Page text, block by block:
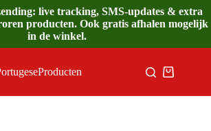
live tracking, SMS-updates & extra
producten. Ook gratis afhalen mogelijk
in de winkel.